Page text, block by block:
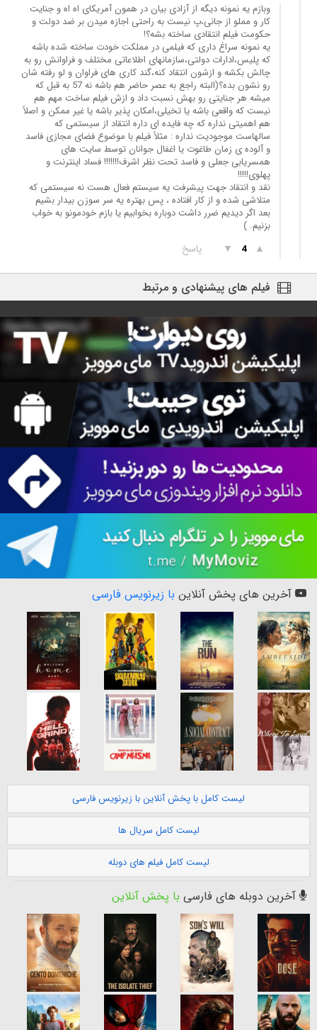
وبازم یه نمونه دیگه از آزادی بیان در همون آمریکای اه اه و جنایت
کار و مملو از جانی،پ نیست به راحتی اجازه میدن بر ضد دولت و
حکومت فیلم انتقادی ساخته بشه؟!
یه نمونه سراغ داری که فیلمی در مملکت خودت ساخته شده باشه
که پلیس،ادارات دولتی،سازمانهای اطلاعاتی مختلف و فراوانش رو به
چالش بکشه و ازشون انتقاد کنه،گند کاری های فراوان و لو رفته شان
رو نشون بده؟(البته راجع به عصر حاضر هم باشه نه 57 به قبل که
میشه هر جنایتی رو بهش نسبت داد و ازش فیلم ساخت مهم هم
نیست که واقعی باشه یا تخیلی،امکان پذیر باشه یا غیر ممکن و اصلاً
هم اهمیتی نداره که چه فایده ای داره انتقاد از سیستمی که
سالهاست موجودیت نداره : مثلاً فیلم با موضوع فضای مجازی فاسد
و آلوده ی زمان طاغوت یا اغفال جوانان توسط سایت های
همسریابی جعلی و فاسد تحت نظر اشرف!!!!!!! فساد اینترنت و
پهلوی!!!!!
نقد و انتقاد جهت پیشرفت یه سیستم فعال هست نه سیستمی که
متلاشی شده و از کار افتاده ، پس بهتره یه سر سوزن بیدار بشیم
بعد اگر دیدیم ضرر داشت دوباره بخوابیم یا بازم خودمونو به خواب
بزنیم. )
▲
4
▼ پاسخ
فیلم های پیشنهادی و مرتبط
آخرین های پخش آنلاین با زیرنویس فارسی
لیست کامل با پخش آنلاین با زیرنویس فارسی
لیست کامل سریال ها
لیست کامل فیلم های دوبله
آخرین دوبله های فارسی با پخش آنلاین